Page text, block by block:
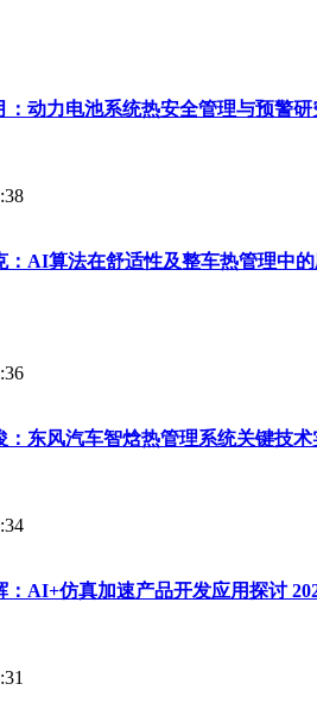
：动力电池系统热安全管理与预警
：AI算法在舒适性及整车热管理中
：东风汽车智焓热管理系统关键技
：AI+仿真加速产品开发应用探讨